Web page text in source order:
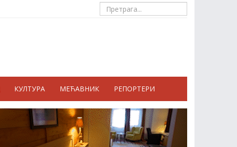
КУЛТУРА МЕЋАВНИК РЕПОРТЕРИ